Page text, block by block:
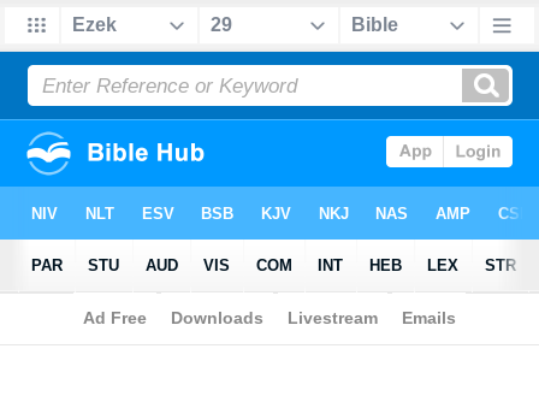
Biblia> Vietnamese (1934) > Ezekiel 29